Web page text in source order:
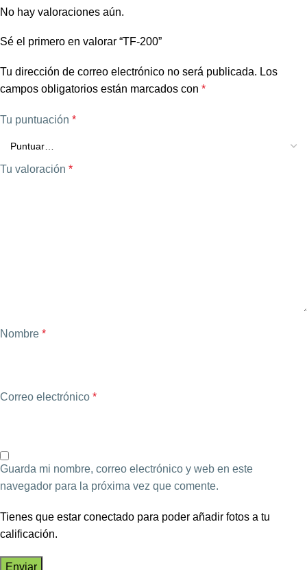
No hay valoraciones aún.
Sé el primero en valorar “TF-200”
Tu dirección de correo electrónico no será publicada. Los
campos obligatorios están marcados con *
Tu puntuación *
Tu valoración *
Nombre *
Correo electrónico *
Guarda mi nombre, correo electrónico y web en este
navegador para la próxima vez que comente.
Tienes que estar conectado para poder añadir fotos a tu
calificación.